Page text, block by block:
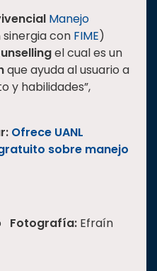
Manejo
sinergia con FIME)
el cual es un
que ayuda al usuario a
y habilidades”,
Ofrece UANL
sobre manejo
Fotografía: Efraín